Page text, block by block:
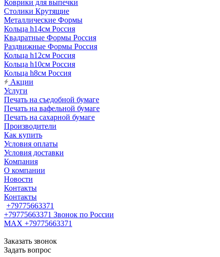
Коврики для выпечки
Столики Крутящие
Металлические Формы
Кольца h14см Россия
Квадратные Формы Россия
Раздвижные Формы Россия
Кольца h12см Россия
Кольца h10см Россия
Кольца h8см Россия
Акции
Услуги
Печать на съедобной бумаге
Печать на вафельной бумаге
Печать на сахарной бумаге
Производители
Как купить
Условия оплаты
Условия доставки
Компания
О компании
Новости
Контакты
Контакты
+79775663371
+79775663371 Звонок по России
MAX +79775663371
Заказать звонок
Задать вопрос